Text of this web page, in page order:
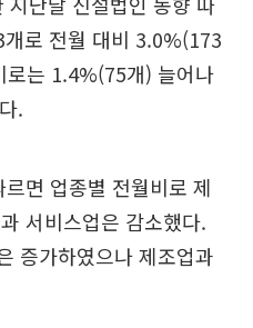
로 전월 대비 3.0%(173
로는 1.4%(75개) 늘어나
.
면 업종별 전월비로 제
서비스업은 감소했다.
증가하였으나 제조업과